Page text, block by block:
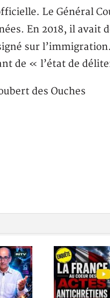
Le Général
En 2018, il avait
sur
de « l’état de
des Ouches